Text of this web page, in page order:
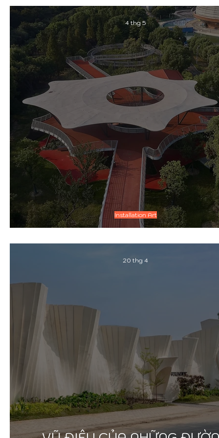
Jiangyin Greenway | BAU
Installation Art
4 thg 5
20 thg 4